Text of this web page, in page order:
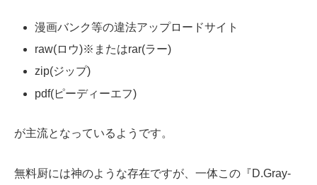
漫画バンク等の違法アップロードサイト
raw(ロウ)※またはrar(ラー)
zip(ジップ)
pdf(ピーディーエフ)
が主流となっているようです。
無料厨には神のような存在ですが、一体この『D.Gray-